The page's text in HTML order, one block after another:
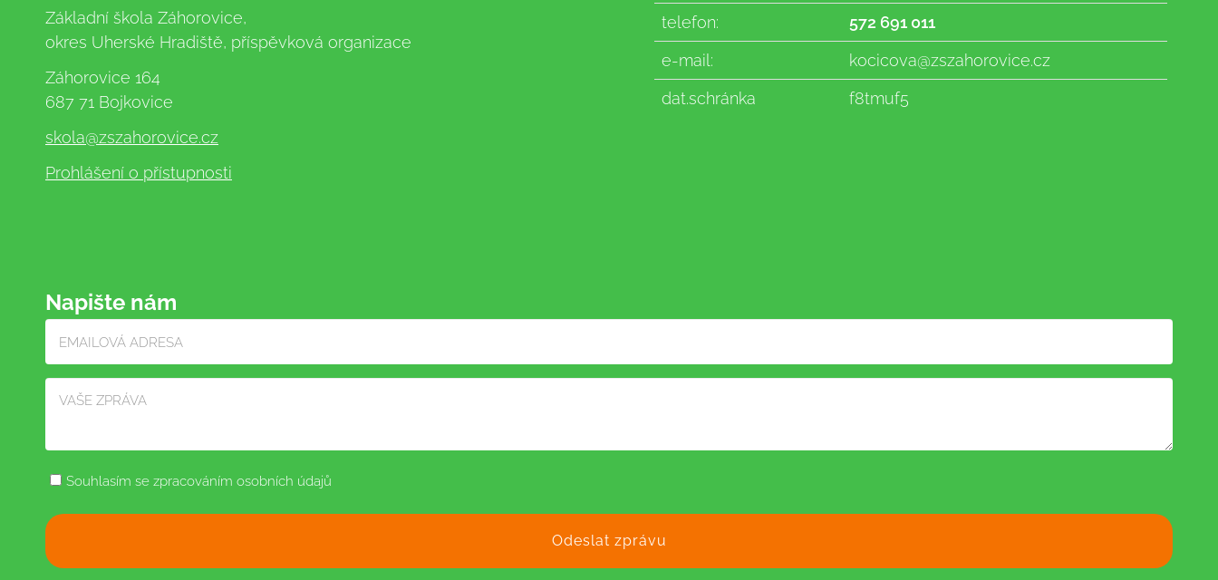
Základní škola Záhorovice,
okres Uherské Hradiště, příspěvková organizace
Záhorovice 164
687 71 Bojkovice
skola@zszahorovice.cz
Prohlášení o přístupnosti
telefon:
572 691 011
e-mail:
kocicova@zszahorovice.cz
dat.schránka
f8tmuf5
Napište nám
Souhlasím se zpracováním osobních údajů